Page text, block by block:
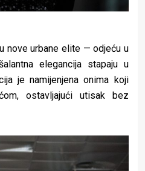
nove urbane elite — odjeću u
elegancija stapaju u
je namijenjena onima koji
ostavljajući utisak bez